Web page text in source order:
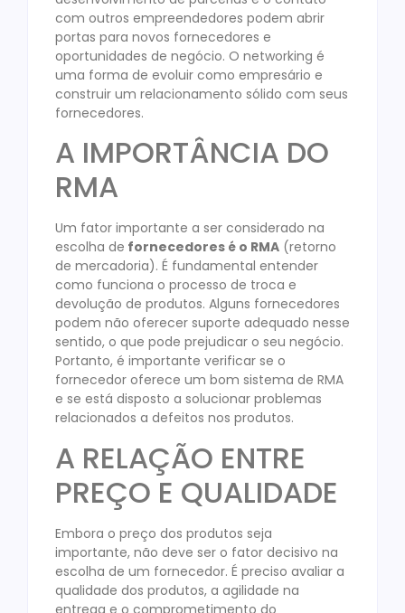
com outros empreendedores podem abrir
portas para novos fornecedores e
oportunidades de negócio. O networking é
uma forma de evoluir como empresário e
construir um relacionamento sólido com seus
fornecedores.
A IMPORTÂNCIA DO
RMA
Um fator importante a ser considerado na
escolha de fornecedores é o RMA (retorno
de mercadoria). É fundamental entender
como funciona o processo de troca e
devolução de produtos. Alguns fornecedores
podem não oferecer suporte adequado nesse
sentido, o que pode prejudicar o seu negócio.
Portanto, é importante verificar se o
fornecedor oferece um bom sistema de RMA
e se está disposto a solucionar problemas
relacionados a defeitos nos produtos.
A RELAÇÃO ENTRE
PREÇO E QUALIDADE
Embora o preço dos produtos seja
importante, não deve ser o fator decisivo na
escolha de um fornecedor. É preciso avaliar a
qualidade dos produtos, a agilidade na
entrega e o comprometimento do